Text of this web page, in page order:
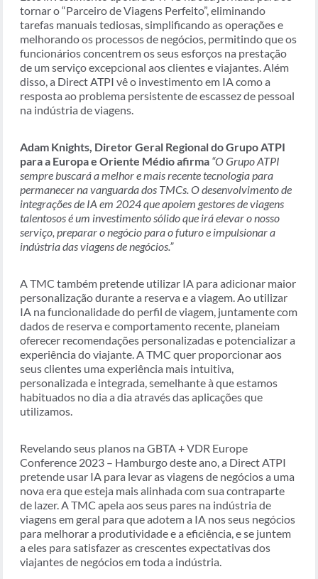
tornar o “Parceiro de Viagens Perfeito”, eliminando
tarefas manuais tediosas, simplificando as operações e
melhorando os processos de negócios, permitindo que os
funcionários concentrem os seus esforços na prestação
de um serviço excepcional aos clientes e viajantes. Além
disso, a Direct ATPI vê o investimento em IA como a
resposta ao problema persistente de escassez de pessoal
na indústria de viagens.
Adam Knights, Diretor Geral Regional do Grupo ATPI
para a Europa e Oriente Médio afirma “O Grupo ATPI
sempre buscará a melhor e mais recente tecnologia para
permanecer na vanguarda dos TMCs. O desenvolvimento de
integrações de IA em 2024 que apoiem gestores de viagens
talentosos é um investimento sólido que irá elevar o nosso
serviço, preparar o negócio para o futuro e impulsionar a
indústria das viagens de negócios.”
A TMC também pretende utilizar IA para adicionar maior
personalização durante a reserva e a viagem. Ao utilizar
IA na funcionalidade do perfil de viagem, juntamente com
dados de reserva e comportamento recente, planeiam
oferecer recomendações personalizadas e potencializar a
experiência do viajante. A TMC quer proporcionar aos
seus clientes uma experiência mais intuitiva,
personalizada e integrada, semelhante à que estamos
habituados no dia a dia através das aplicações que
utilizamos.
Revelando seus planos na GBTA + VDR Europe
Conference 2023 – Hamburgo deste ano, a Direct ATPI
pretende usar IA para levar as viagens de negócios a uma
nova era que esteja mais alinhada com sua contraparte
de lazer. A TMC apela aos seus pares na indústria de
viagens em geral para que adotem a IA nos seus negócios
para melhorar a produtividade e a eficiência, e se juntem
a eles para satisfazer as crescentes expectativas dos
viajantes de negócios em toda a indústria.